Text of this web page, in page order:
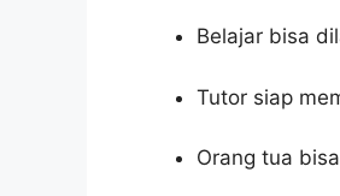
Belajar bisa
Tutor siap
Orang tua